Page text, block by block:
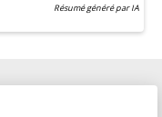
Résumé généré par IA